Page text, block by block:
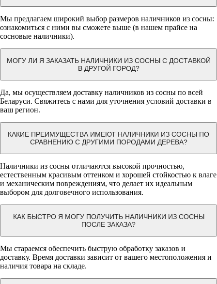
Мы предлагаем широкий выбор размеров наличников из сосны:
ознакомиться с ними вы сможете выше (в нашем прайсе на
сосновые наличники).
МОГУ ЛИ Я ЗАКАЗАТЬ НАЛИЧНИКИ ИЗ СОСНЫ С ДОСТАВКОЙ
В ДРУГОЙ ГОРОД?
Да, мы осуществляем доставку наличников из сосны по всей
Беларуси. Свяжитесь с нами для уточнения условий доставки в
ваш регион.
КАКИЕ ПРЕИМУЩЕСТВА ИМЕЮТ НАЛИЧНИКИ ИЗ СОСНЫ ПО
СРАВНЕНИЮ С ДРУГИМИ ПОРОДАМИ ДЕРЕВА?
Наличники из сосны отличаются высокой прочностью,
естественным красивым оттенком и хорошей стойкостью к влаге
и механическим повреждениям, что делает их идеальным
выбором для долговечного использования.
КАК БЫСТРО Я МОГУ ПОЛУЧИТЬ НАЛИЧНИКИ ИЗ СОСНЫ
ПОСЛЕ ЗАКАЗА?
Мы стараемся обеспечить быструю обработку заказов и
доставку. Время доставки зависит от вашего местоположения и
наличия товара на складе.